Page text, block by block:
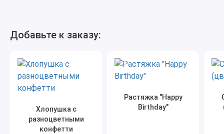
Добавьте к заказу:
Хлопушка с
разноцветными
конфетти
Растяжка "Happy
Birthday"